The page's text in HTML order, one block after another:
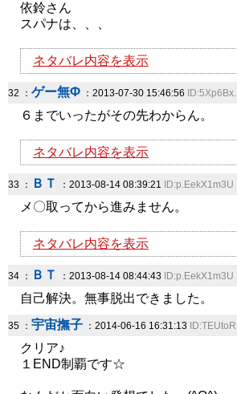
依鈴さん
スパナは、、、
ネタバレ内容を表示
32 ： ゲー無Φ ：2013-07-30 15:46:56
６までいったがその先わからん。
ネタバレ内容を表示
33 ： ＢＴ ：2013-08-14 08:39:21 ID:p.EekX1m3U
メ〇取ってから進みません。
ネタバレ内容を表示
34 ： ＢＴ ：2013-08-14 08:44:43 ID:p.EekX1m3U
自己解決。無事脱出できました。
35 ： 宇宙撫子 ：2014-06-16 16:31:13
クリア♪
１END制覇です☆